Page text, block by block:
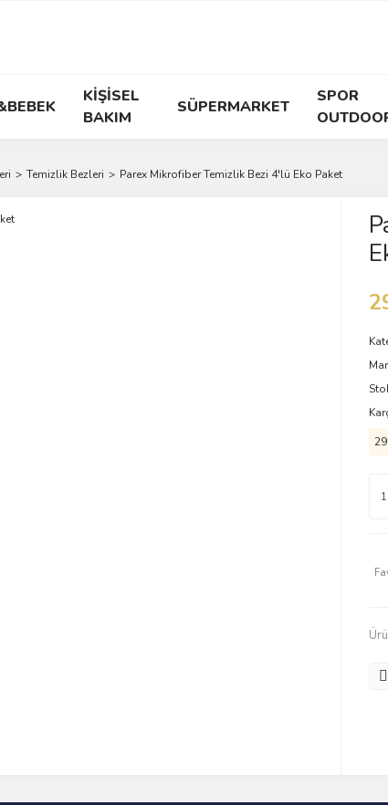
KİŞİSEL
BAKIM
SÜPERMARKET
SPOR
Temizlik Bezleri Parex Mikrofiber Temizlik Bezi 4'lü Eko Paket